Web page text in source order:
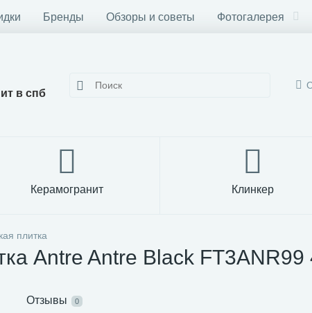
Бренды Обзоры и советы Фотогалерея
в спб
Керамогранит Клинкер
плитка
Antre Antre Black
Отзывы 0